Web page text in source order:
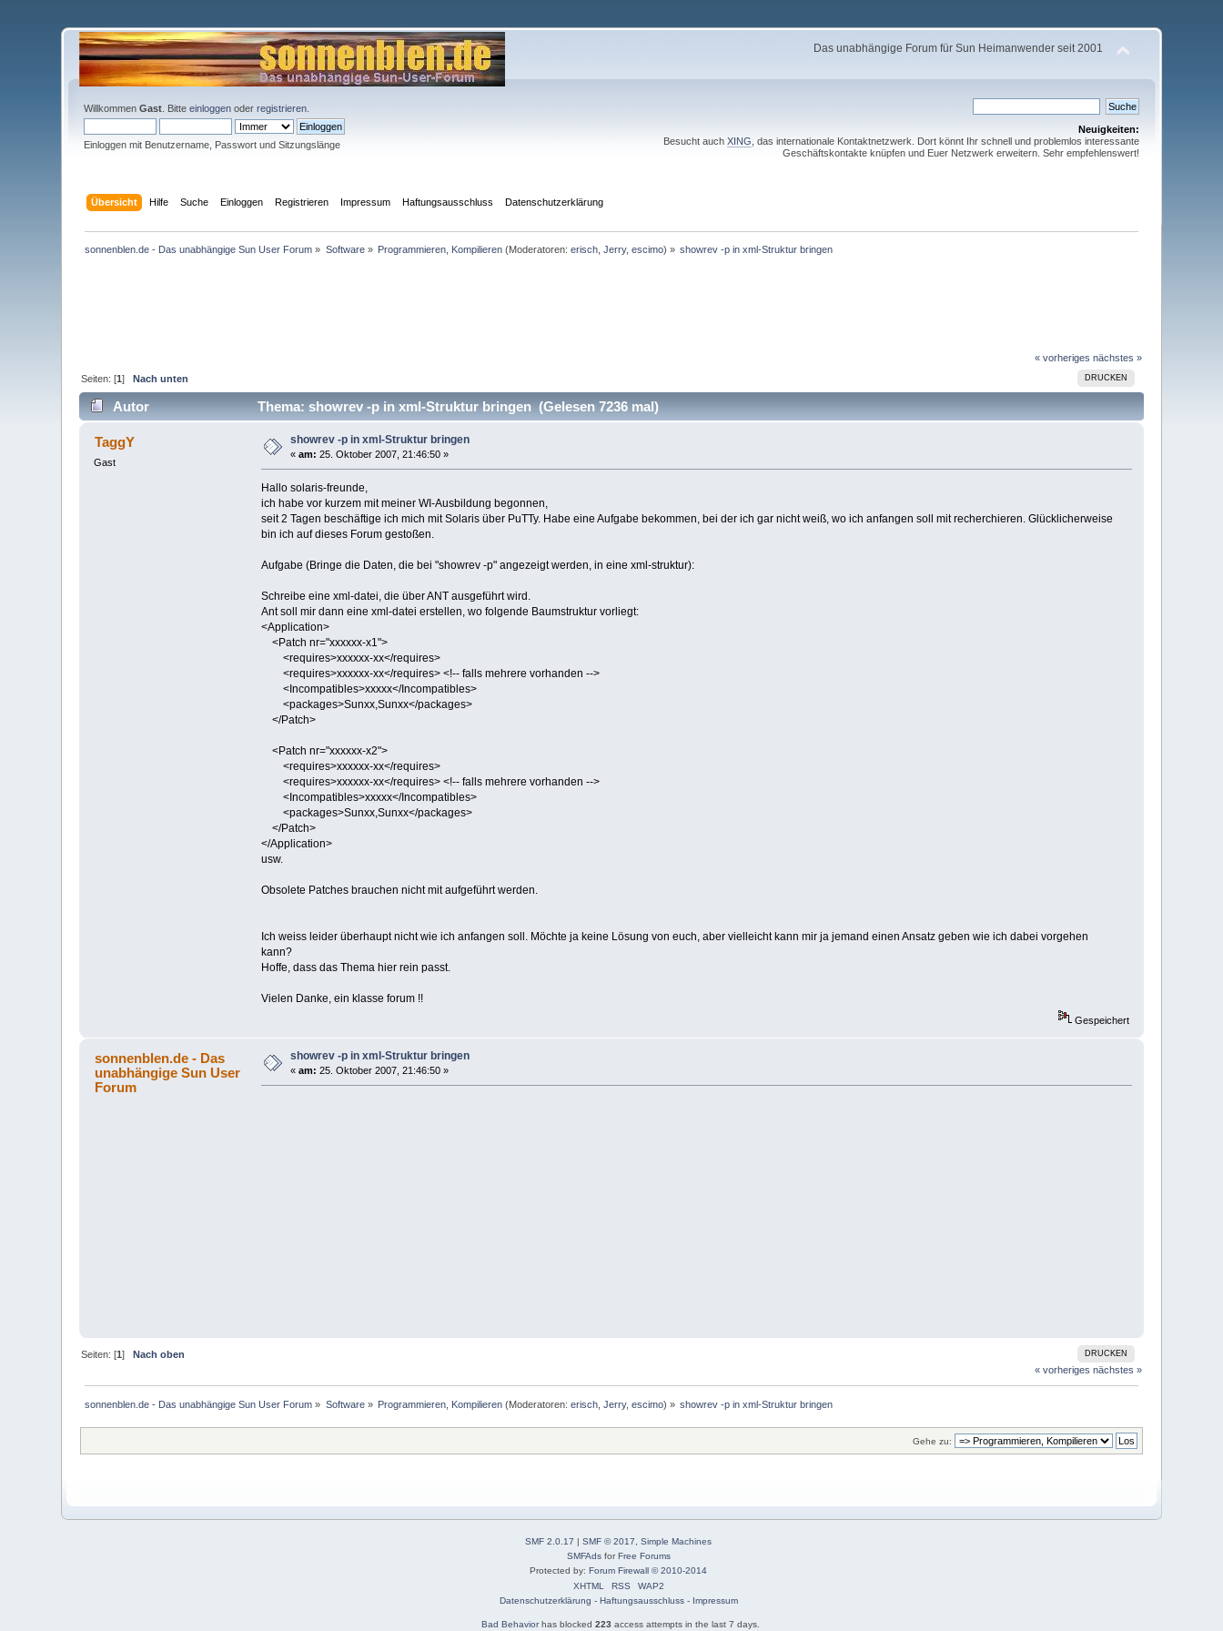
Das unabhängige Forum für Sun Heimanwender seit 2001
WillkommenGast . Bitteeinloggen oderregistrieren
Einloggen mit Benutzername, Passwort und Sitzungslänge
Neuigkeiten:
Besucht auch XING , das internationale Kontaktnetzwerk. Dort könnt Ihr schnell und problemlos interessante
Geschäftskontakte knüpfen und Euer Netzwerk erweitern. Sehr empfehlenswert!
Übersicht Hilfe Suche Einloggen Registrieren Impressum Haftungsausschluss Datenschutzerklärung
sonnenblen.de - Das unabhängige Sun User Forum » Software» Programmieren, Kompilieren (Moderatoren:erisch ,Jerry,escimo) » showrev -p in xml-Struktur bringen
« vorheriges nächstes »
DRUCKEN
Seiten: [1]Nach unten
Autor Thema: showrev -p in xml-Struktur bringen (Gelesen 7236 mal)
TaggY
Gast
showrev -p in xml-Struktur bringen
«am: 25. Oktober 2007, 21:46:50 »
Hallo solaris-freunde,
ich habe vor kurzem mit meiner WI-Ausbildung begonnen,
seit 2 Tagen beschäftige ich mich mit Solaris über PuTTy. Habe eine Aufgabe bekommen, bei der ich gar nicht weiß, wo ich anfangen soll mit recherchieren. Glücklicherweise
bin ich auf dieses Forum gestoßen.
Aufgabe (Bringe die Daten, die bei "showrev -p" angezeigt werden, in eine xml-struktur):
Schreibe eine xml-datei, die über ANT ausgeführt wird.
Ant soll mir dann eine xml-datei erstellen, wo folgende Baumstruktur vorliegt:
<Application>
<Patch nr="xxxxxx-x1">
<requires>xxxxxx-xx</requires>
<requires>xxxxxx-xx</requires> <!-- falls mehrere vorhanden -->
<Incompatibles>xxxxx</Incompatibles>
<packages>Sunxx,Sunxx</packages>
</Patch>
<Patch nr="xxxxxx-x2">
<requires>xxxxxx-xx</requires>
<requires>xxxxxx-xx</requires> <!-- falls mehrere vorhanden -->
<Incompatibles>xxxxx</Incompatibles>
<packages>Sunxx,Sunxx</packages>
</Patch>
</Application>
usw.
Obsolete Patches brauchen nicht mit aufgeführt werden.
Ich weiss leider überhaupt nicht wie ich anfangen soll. Möchte ja keine Lösung von euch, aber vielleicht kann mir ja jemand einen Ansatz geben wie ich dabei vorgehen
kann?
Hoffe, dass das Thema hier rein passt.
Vielen Danke, ein klasse forum !!
Gespeichert
sonnenblen.de - Das
unabhängige Sun User
Forum
showrev -p in xml-Struktur bringen
«am: 25. Oktober 2007, 21:46:50 »
DRUCKEN
Seiten: [1]Nach oben
« vorheriges nächstes »
sonnenblen.de - Das unabhängige Sun User Forum » Software» Programmieren, Kompilieren (Moderatoren:erisch ,Jerry,escimo) » showrev -p in xml-Struktur bringen
Gehe zu:
SMF 2.0.17 | SMF © 2017
Simple Machines
SMFAdsforFree Forums
Protected by: Forum Firewall © 2010-2014
XHTML
RSS
WAP2
Datenschutzerklärung - Haftungsausschluss- Impressum
Bad Behaviorhas blocked 223 access attempts in the last 7 days.